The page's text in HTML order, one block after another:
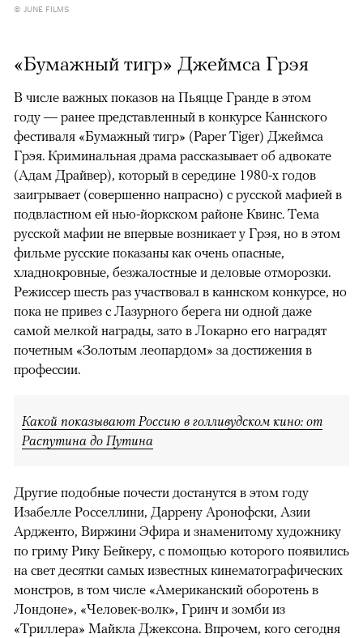
© JUNE FILMS
«Бумажный тигр» Джеймса Грэя
В числе важных показов на Пьяцце Гранде в этом
году — ранее представленный в конкурсе Каннского
фестиваля «Бумажный тигр» (Paper Tiger) Джеймса
Грэя. Криминальная драма рассказывает об адвокате
(Адам Драйвер), который в середине 1980-х годов
заигрывает (совершенно напрасно) с русской мафией в
подвластном ей нью-йоркском районе Квинс. Тема
русской мафии не впервые возникает у Грэя, но в этом
фильме русские показаны как очень опасные,
хладнокровные, безжалостные и деловые отморозки.
Режиссер шесть раз участвовал в каннском конкурсе, но
пока не привез с Лазурного берега ни одной даже
самой мелкой награды, зато в Локарно его наградят
почетным «Золотым леопардом» за достижения в
профессии.
Какой показывают Россию в голливудском кино: от
Распутина до Путина
Другие подобные почести достанутся в этом году
Изабелле Росселлини, Даррену Аронофски, Азии
Ардженто, Виржини Эфира и знаменитому художнику
по гриму Рику Бейкеру, с помощью которого появились
на свет десятки самых известных кинематографических
монстров, в том числе «Американский оборотень в
Лондоне», «Человек-волк», Гринч и зомби из
«Триллера» Майкла Джексона. Впрочем, кого сегодня